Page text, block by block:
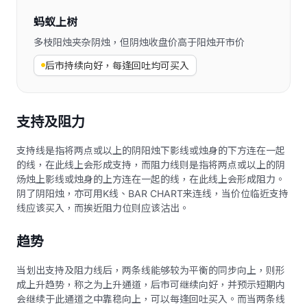
蚂蚁上树
多枝阳烛夹杂阴烛，但阴烛收盘价高于阳烛开市价
后市持续向好，每逢回吐均可买入
支持及阻力
支持线是指将两点或以上的阴阳烛下影线或烛身的下方连在一起
的线，在此线上会形成支持，而阻力线则是指将两点或以上的阴
炀烛上影线或烛身的上方连在一起的线，在此线上会形成阻力。
阴了阴阳烛，亦可用K线、BAR CHART来连线，当价位临近支持
线应该买入，而挨近阻力位则应该沽出。
趋势
当划出支持及阻力线后，两条线能够较为平衡的同步向上，则形
成上升趋势，称之为上升通道，后市可继续向好，并预示短期内
会继续于此通道之中靠稳向上，可以每逢回吐买入。而当两条线